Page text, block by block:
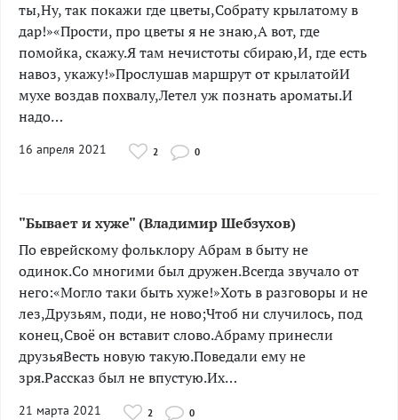
ты,Ну, так покажи где цветы,Собрату крылатому в
дар!»«Прости, про цветы я не знаю,А вот, где
помойка, скажу.Я там нечистоты сбираю,И, где есть
навоз, укажу!»Прослушав маршрут от крылатойИ
мухе воздав похвалу,Летел уж познать ароматы.И
надо…
16 апреля 2021 2 0
"Бывает и хуже" (Владимир Шебзухов)
По еврейскому фольклору Абрам в быту не
одинок.Со многими был дружен.Всегда звучало от
него:«Могло таки быть хуже!»Хоть в разговоры и не
лез,Друзьям, поди, не ново;Чтоб ни случилось, под
конец,Своё он вставит слово.Абраму принесли
друзьяВесть новую такую.Поведали ему не
зря.Рассказ был не впустую.Их…
21 марта 2021 2 0